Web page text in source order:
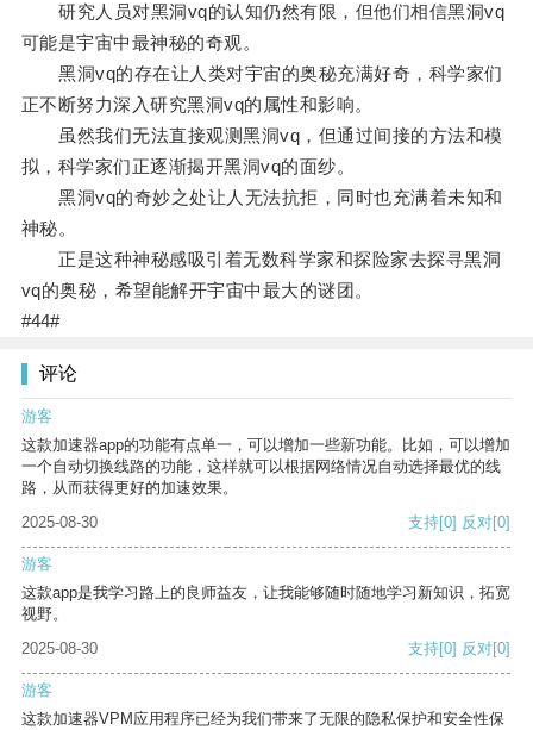
研究人员对黑洞vq的认知仍然有限，但他们相信黑洞vq
可能是宇宙中最神秘的奇观。
黑洞vq的存在让人类对宇宙的奥秘充满好奇，科学家们
正不断努力深入研究黑洞vq的属性和影响。
虽然我们无法直接观测黑洞vq，但通过间接的方法和模
拟，科学家们正逐渐揭开黑洞vq的面纱。
黑洞vq的奇妙之处让人无法抗拒，同时也充满着未知和
神秘。
正是这种神秘感吸引着无数科学家和探险家去探寻黑洞
vq的奥秘，希望能解开宇宙中最大的谜团。
#44#
评论
游客
这款加速器app的功能有点单一，可以增加一些新功能。比如，可以增加
一个自动切换线路的功能，这样就可以根据网络情况自动选择最优的线
路，从而获得更好的加速效果。
2025-08-30
支持[0] 反对[0]
游客
这款app是我学习路上的良师益友，让我能够随时随地学习新知识，拓宽
视野。
2025-08-30
支持[0] 反对[0]
游客
这款加速器VPM应用程序已经为我们带来了无限的隐私保护和安全性保